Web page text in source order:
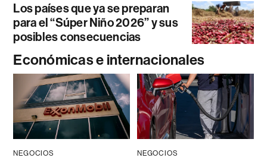
Los países que ya se preparan
para el “Súper Niño 2026” y sus
posibles consecuencias
Económicas e internacionales
NEGOCIOS NEGOCIOS